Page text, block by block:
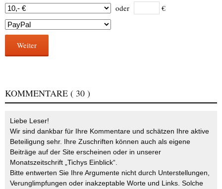
oder €
Weiter
KOMMENTARE ( 30 )
Liebe Leser!
Wir sind dankbar für Ihre Kommentare und schätzen Ihre aktive
Beteiligung sehr. Ihre Zuschriften können auch als eigene
Beiträge auf der Site erscheinen oder in unserer
Monatszeitschrift „Tichys Einblick“.
Bitte entwerten Sie Ihre Argumente nicht durch Unterstellungen,
Verunglimpfungen oder inakzeptable Worte und Links. Solche